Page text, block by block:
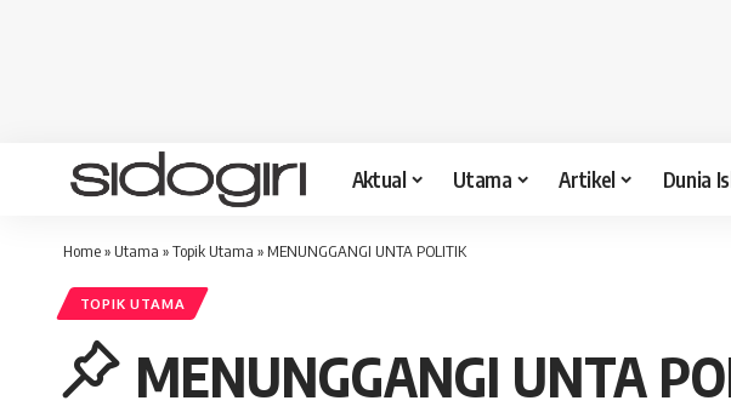
Aktual Utama Artikel Dunia
Home» Utama »Topik Utama » MENUNGGANGI UNTA POLITIK
TOPIK UTAMA
MENUNGGANGI UNTA